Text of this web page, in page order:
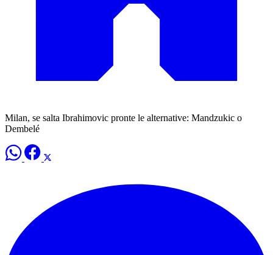
Milan, se salta Ibrahimovic pronte le alternative: Mandzukic o
Dembelé